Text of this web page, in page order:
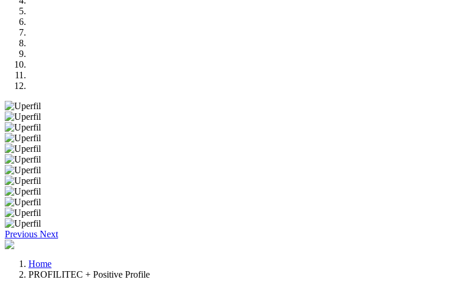
Previous Next
Home
PROFILITEC + Positive Profile